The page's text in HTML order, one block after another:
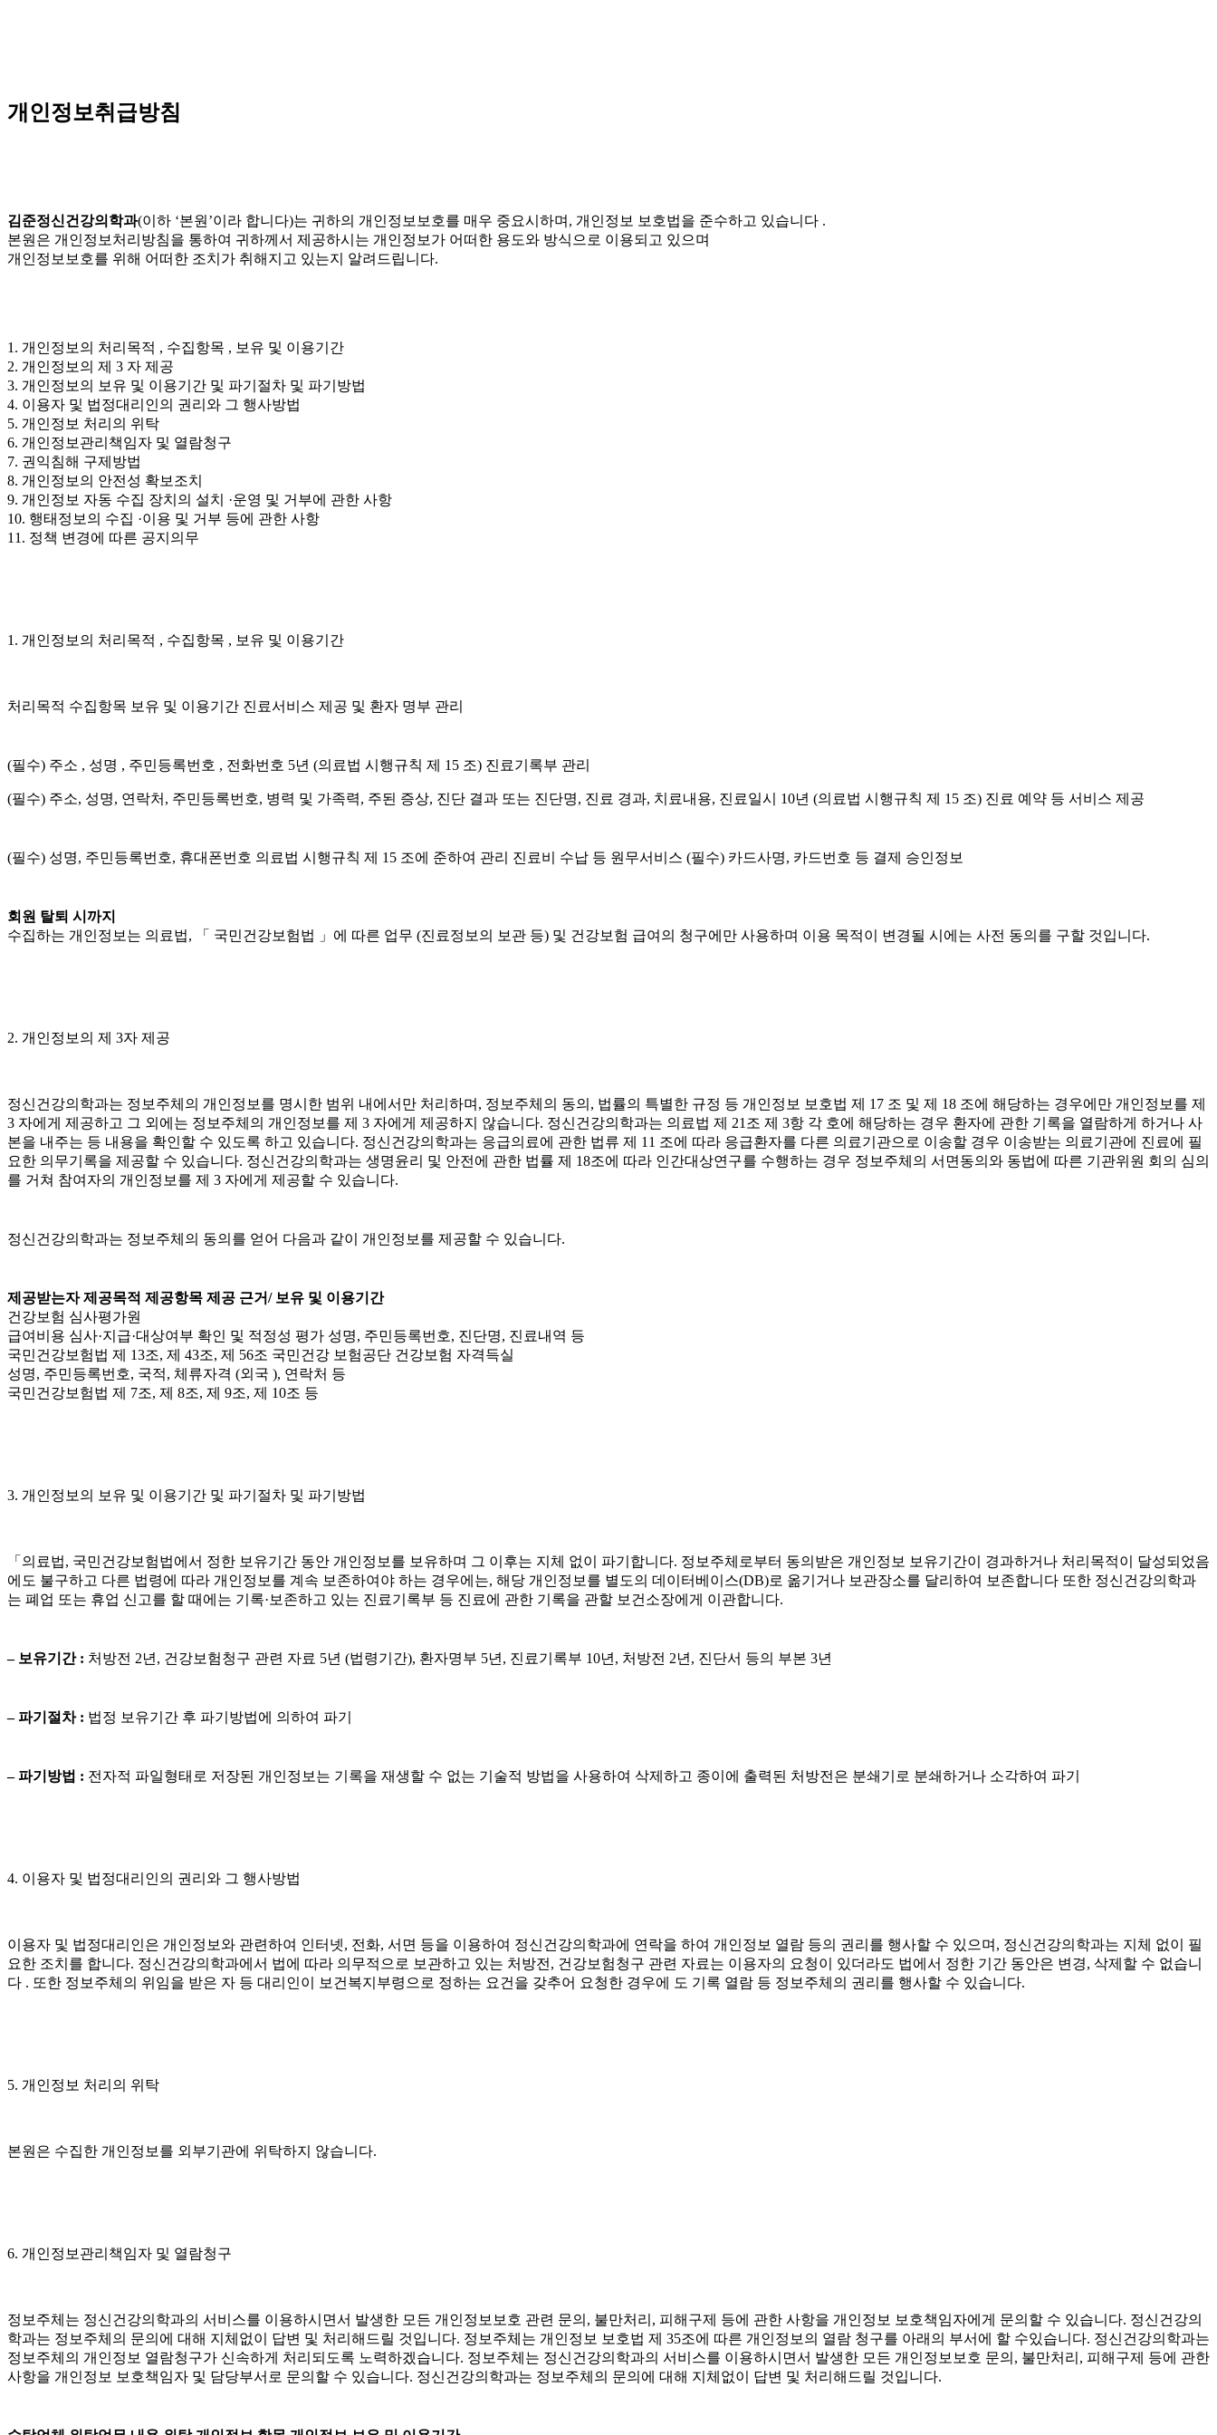
개인정보취급방침
김준정신건강의학과(이하 ‘본원’이라 합니다)는 귀하의 개인정보보호를 매우 중요시하며, 개인정보 보호법을 준수하고 있습니다 .
본원은 개인정보처리방침을 통하여 귀하께서 제공하시는 개인정보가 어떠한 용도와 방식으로 이용되고 있으며
개인정보보호를 위해 어떠한 조치가 취해지고 있는지 알려드립니다.
1. 개인정보의 처리목적 , 수집항목 , 보유 및 이용기간
2. 개인정보의 제 3 자 제공
3. 개인정보의 보유 및 이용기간 및 파기절차 및 파기방법
4. 이용자 및 법정대리인의 권리와 그 행사방법
5. 개인정보 처리의 위탁
6. 개인정보관리책임자 및 열람청구
7. 권익침해 구제방법
8. 개인정보의 안전성 확보조치
9. 개인정보 자동 수집 장치의 설치 ·운영 및 거부에 관한 사항
10. 행태정보의 수집 ·이용 및 거부 등에 관한 사항
11. 정책 변경에 따른 공지의무
1. 개인정보의 처리목적 , 수집항목 , 보유 및 이용기간
처리목적 수집항목 보유 및 이용기간 진료서비스 제공 및 환자 명부 관리
(필수) 주소 , 성명 , 주민등록번호 , 전화번호 5년 (의료법 시행규칙 제 15 조) 진료기록부 관리
(필수) 주소, 성명, 연락처, 주민등록번호, 병력 및 가족력, 주된 증상, 진단 결과 또는 진단명, 진료 경과, 치료내용, 진료일시 10년 (의료법 시행규칙 제 15 조) 진료 예약 등 서비스 제공
(필수) 성명, 주민등록번호, 휴대폰번호 의료법 시행규칙 제 15 조에 준하여 관리 진료비 수납 등 원무서비스 (필수) 카드사명, 카드번호 등 결제 승인정보
회원 탈퇴 시까지
수집하는 개인정보는 의료법, 「 국민건강보험법 」에 따른 업무 (진료정보의 보관 등) 및 건강보험 급여의 청구에만 사용하며 이용 목적이 변경될 시에는 사전 동의를 구할 것입니다.
2. 개인정보의 제 3자 제공
정신건강의학과는 정보주체의 개인정보를 명시한 범위 내에서만 처리하며, 정보주체의 동의, 법률의 특별한 규정 등 개인정보 보호법 제 17 조 및 제 18 조에 해당하는 경우에만 개인정보를 제
3 자에게 제공하고 그 외에는 정보주체의 개인정보를 제 3 자에게 제공하지 않습니다. 정신건강의학과는 의료법 제 21조 제 3항 각 호에 해당하는 경우 환자에 관한 기록을 열람하게 하거나 사
본을 내주는 등 내용을 확인할 수 있도록 하고 있습니다. 정신건강의학과는 응급의료에 관한 법류 제 11 조에 따라 응급환자를 다른 의료기관으로 이송할 경우 이송받는 의료기관에 진료에 필
요한 의무기록을 제공할 수 있습니다. 정신건강의학과는 생명윤리 및 안전에 관한 법률 제 18조에 따라 인간대상연구를 수행하는 경우 정보주체의 서면동의와 동법에 따른 기관위원 회의 심의
를 거쳐 참여자의 개인정보를 제 3 자에게 제공할 수 있습니다.
정신건강의학과는 정보주체의 동의를 얻어 다음과 같이 개인정보를 제공할 수 있습니다.
제공받는자 제공목적 제공항목 제공 근거/ 보유 및 이용기간
건강보험 심사평가원
급여비용 심사·지급·대상여부 확인 및 적정성 평가 성명, 주민등록번호, 진단명, 진료내역 등
국민건강보험법 제 13조, 제 43조, 제 56조 국민건강 보험공단 건강보험 자격득실
성명, 주민등록번호, 국적, 체류자격 (외국 ), 연락처 등
국민건강보험법 제 7조, 제 8조, 제 9조, 제 10조 등
3. 개인정보의 보유 및 이용기간 및 파기절차 및 파기방법
「의료법, 국민건강보험법에서 정한 보유기간 동안 개인정보를 보유하며 그 이후는 지체 없이 파기합니다. 정보주체로부터 동의받은 개인정보 보유기간이 경과하거나 처리목적이 달성되었음
에도 불구하고 다른 법령에 따라 개인정보를 계속 보존하여야 하는 경우에는, 해당 개인정보를 별도의 데이터베이스(DB)로 옮기거나 보관장소를 달리하여 보존합니다 또한 정신건강의학과
는 폐업 또는 휴업 신고를 할 때에는 기록·보존하고 있는 진료기록부 등 진료에 관한 기록을 관할 보건소장에게 이관합니다.
– 보유기간 : 처방전 2년, 건강보험청구 관련 자료 5년 (법령기간), 환자명부 5년, 진료기록부 10년, 처방전 2년, 진단서 등의 부본 3년
– 파기절차 : 법정 보유기간 후 파기방법에 의하여 파기
– 파기방법 : 전자적 파일형태로 저장된 개인정보는 기록을 재생할 수 없는 기술적 방법을 사용하여 삭제하고 종이에 출력된 처방전은 분쇄기로 분쇄하거나 소각하여 파기
4. 이용자 및 법정대리인의 권리와 그 행사방법
이용자 및 법정대리인은 개인정보와 관련하여 인터넷, 전화, 서면 등을 이용하여 정신건강의학과에 연락을 하여 개인정보 열람 등의 권리를 행사할 수 있으며, 정신건강의학과는 지체 없이 필
요한 조치를 합니다. 정신건강의학과에서 법에 따라 의무적으로 보관하고 있는 처방전, 건강보험청구 관련 자료는 이용자의 요청이 있더라도 법에서 정한 기간 동안은 변경, 삭제할 수 없습니
다 . 또한 정보주체의 위임을 받은 자 등 대리인이 보건복지부령으로 정하는 요건을 갖추어 요청한 경우에 도 기록 열람 등 정보주체의 권리를 행사할 수 있습니다.
5. 개인정보 처리의 위탁
본원은 수집한 개인정보를 외부기관에 위탁하지 않습니다.
6. 개인정보관리책임자 및 열람청구
정보주체는 정신건강의학과의 서비스를 이용하시면서 발생한 모든 개인정보보호 관련 문의, 불만처리, 피해구제 등에 관한 사항을 개인정보 보호책임자에게 문의할 수 있습니다. 정신건강의
학과는 정보주체의 문의에 대해 지체없이 답변 및 처리해드릴 것입니다. 정보주체는 개인정보 보호법 제 35조에 따른 개인정보의 열람 청구를 아래의 부서에 할 수있습니다. 정신건강의학과는
정보주체의 개인정보 열람청구가 신속하게 처리되도록 노력하겠습니다. 정보주체는 정신건강의학과의 서비스를 이용하시면서 발생한 모든 개인정보보호 문의, 불만처리, 피해구제 등에 관한
사항을 개인정보 보호책임자 및 담당부서로 문의할 수 있습니다. 정신건강의학과는 정보주체의 문의에 대해 지체없이 답변 및 처리해드릴 것입니다.